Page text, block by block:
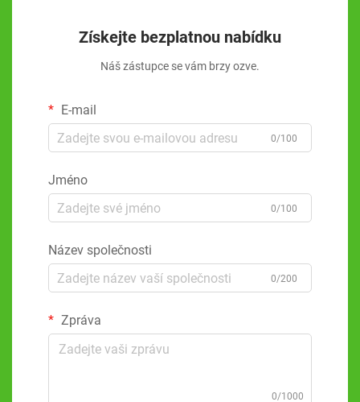
Získejte bezplatnou nabídku
Náš zástupce se vám brzy ozve.
E-mail
0/100
Jméno
0/100
Název společnosti
0/200
Zpráva
0/1000